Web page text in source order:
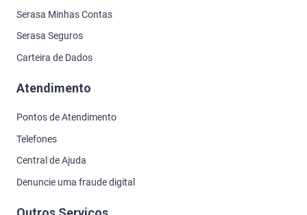
Serasa Minhas Contas
Serasa Seguros
Carteira de Dados
Atendimento
Pontos de Atendimento
Telefones
Central de Ajuda
Denuncie uma fraude digital